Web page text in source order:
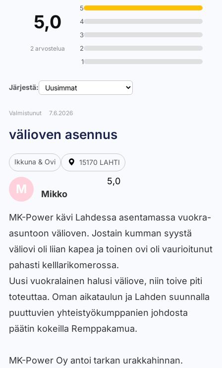
5,0
2 arvostelua
5
4
3
2
1
Järjestä:
Valmistunut 7.6.2026
välioven asennus
Ikkuna & Ovi 15170 LAHTI
M
5,0
Mikko
MK-Power kävi Lahdessa asentamassa vuokra-
asuntoon välioven. Jostain kumman syystä
väliovi oli liian kapea ja toinen ovi oli vaurioitunut
pahasti kelllarikomerossa.
Uusi vuokralainen halusi väliove, niin toive piti
toteuttaa. Oman aikataulun ja Lahden suunnalla
puuttuvien yhteistyökumppanien johdosta
päätin kokeilla Remppakamua.
MK-Power Oy antoi tarkan urakkahinnan.